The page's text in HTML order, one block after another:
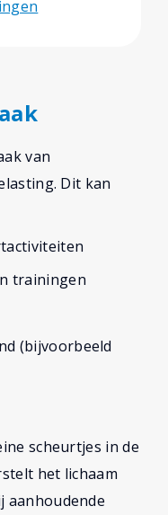
van
Dit kan
trainingen
(bijvoorbeeld
scheurtjes in de
het lichaam
aanhoudende